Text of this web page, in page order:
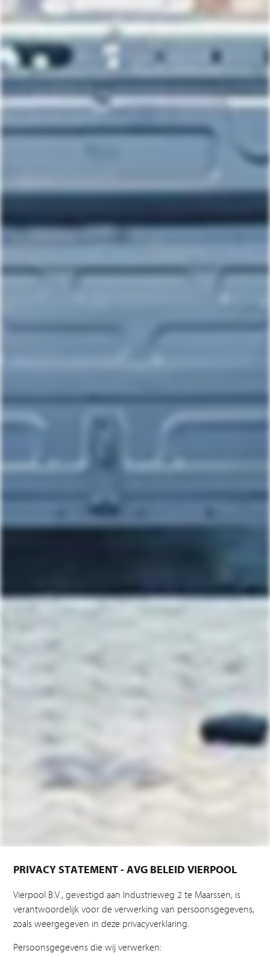
PRIVACY STATEMENT - AVG BELEID VIERPOOL
Vierpool B.V., gevestigd aan Industrieweg 2 te Maarssen, is
verantwoordelijk voor de verwerking van persoonsgegevens,
zoals weergegeven in deze privacyverklaring.
Persoonsgegevens die wij verwerken: